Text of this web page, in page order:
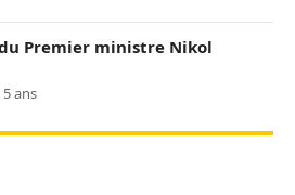
Premier ministre Nikol
5 ans